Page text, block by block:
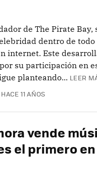
de The Pirate Bay,
dentro de todo
internet. Este
su participación en
planteando... LEER
HACE 11 AÑOS
vende
el primero en